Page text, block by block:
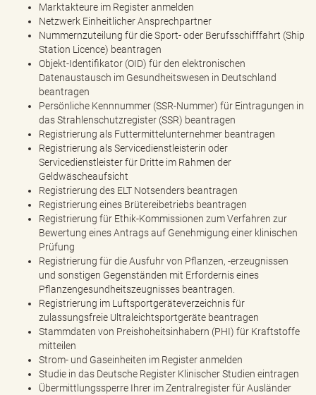
Marktakteure im Register anmelden
Netzwerk Einheitlicher Ansprechpartner
Nummernzuteilung für die Sport- oder Berufsschifffahrt (Ship
Station Licence) beantragen
Objekt-Identifikator (OID) für den elektronischen
Datenaustausch im Gesundheitswesen in Deutschland
beantragen
Persönliche Kennnummer (SSR-Nummer) für Eintragungen in
das Strahlenschutzregister (SSR) beantragen
Registrierung als Futtermittelunternehmer beantragen
Registrierung als Servicedienstleisterin oder
Servicedienstleister für Dritte im Rahmen der
Geldwäscheaufsicht
Registrierung des ELT Notsenders beantragen
Registrierung eines Brütereibetriebs beantragen
Registrierung für Ethik-Kommissionen zum Verfahren zur
Bewertung eines Antrags auf Genehmigung einer klinischen
Prüfung
Registrierung für die Ausfuhr von Pflanzen, -erzeugnissen
und sonstigen Gegenständen mit Erfordernis eines
Pflanzengesundheitszeugnisses beantragen.
Registrierung im Luftsportgeräteverzeichnis für
zulassungsfreie Ultraleichtsportgeräte beantragen
Stammdaten von Preishoheitsinhabern (PHI) für Kraftstoffe
mitteilen
Strom- und Gaseinheiten im Register anmelden
Studie in das Deutsche Register Klinischer Studien eintragen
Übermittlungssperre Ihrer im Zentralregister für Ausländer